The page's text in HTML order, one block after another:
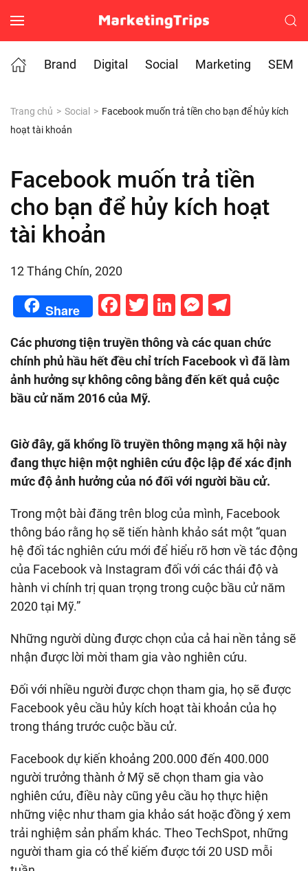
Skip to main content
Brand
Digital Social Marketing SEM
Trang chủ Social
Facebook muốn trả tiền cho bạn để hủy kích
hoạt tài khoản
Facebook muốn trả tiền
cho bạn để hủy kích hoạt
tài khoản
12 Tháng Chín, 2020
Share Facebook
Twitter
LinkedIn
Các phương tiện truyền thông và các quan chức
chính phủ hầu hết đều chỉ trích Facebook vì đã làm
ảnh hưởng sự không công bằng đến kết quả cuộc
bầu cử năm 2016 của Mỹ.
Giờ đây, gã khổng lồ truyền thông mạng xã hội này
đang thực hiện một nghiên cứu độc lập để xác định
mức độ ảnh hưởng của nó đối với người bầu cử.
Trong một bài đăng trên blog của mình, Facebook
thông báo rằng họ sẽ tiến hành khảo sát một “quan
hệ đối tác nghiên cứu mới để hiểu rõ hơn về tác động
của Facebook và Instagram đối với các thái độ và
hành vi chính trị quan trọng trong cuộc bầu cử năm
2020 tại Mỹ.”
Những người dùng được chọn của cả hai nền tảng sẽ
nhận được lời mời tham gia vào nghiên cứu.
Đối với nhiều người được chọn tham gia, họ sẽ được
Facebook yêu cầu hủy kích hoạt tài khoản của họ
trong tháng trước cuộc bầu cử.
Facebook dự kiến khoảng 200.000 đến 400.000
người trưởng thành ở Mỹ sẽ chọn tham gia vào
nghiên cứu, điều này cũng yêu cầu họ thực hiện
những việc như tham gia khảo sát hoặc đồng ý xem
trải nghiệm sản phẩm khác. Theo TechSpot, những
người tham gia có thể kiếm được tới 20 USD mỗi